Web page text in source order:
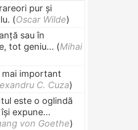
pur și
(Oscar Wilde)
sau în
tot geniu... (Mihai
mai important
C. Cuza)
este o oglindă
expune...
von Goethe)